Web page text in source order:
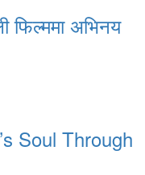
फिल्ममा अभिनय
Soul Through